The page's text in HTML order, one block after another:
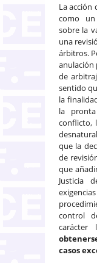
La acción
como
sobre la
una
árbitros.
anulación
de
sentido
la
la
conflicto,
que la
de
que
Justicia
control
casos